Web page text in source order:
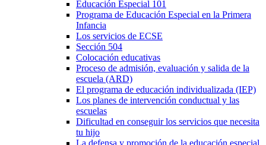
Educación Especial 101
Programa de Educación Especial en la Primera
Infancia
Los servicios de ECSE
Sección 504
Colocación educativas
Proceso de admisión, evaluación y salida de la
escuela (ARD)
El programa de educación individualizada (IEP)
Los planes de intervención conductual y las
escuelas
Dificultad en conseguir los servicios que necesita
tu hijo
La defensa y promoción de la educación especial